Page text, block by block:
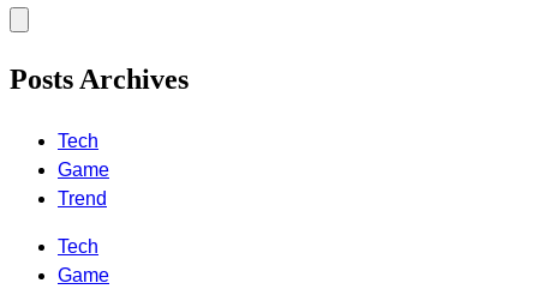
Posts Archives
Tech
Game
Trend
Tech
Game